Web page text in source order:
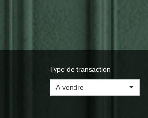
Type de transaction
A vendre